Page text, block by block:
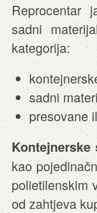
Reprocentar
sadni
kategorija:
sadni
presovane
Kontejnerske
kao
polietilenskim
od zahtjeva